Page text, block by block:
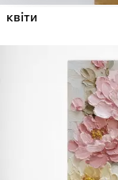
квіти